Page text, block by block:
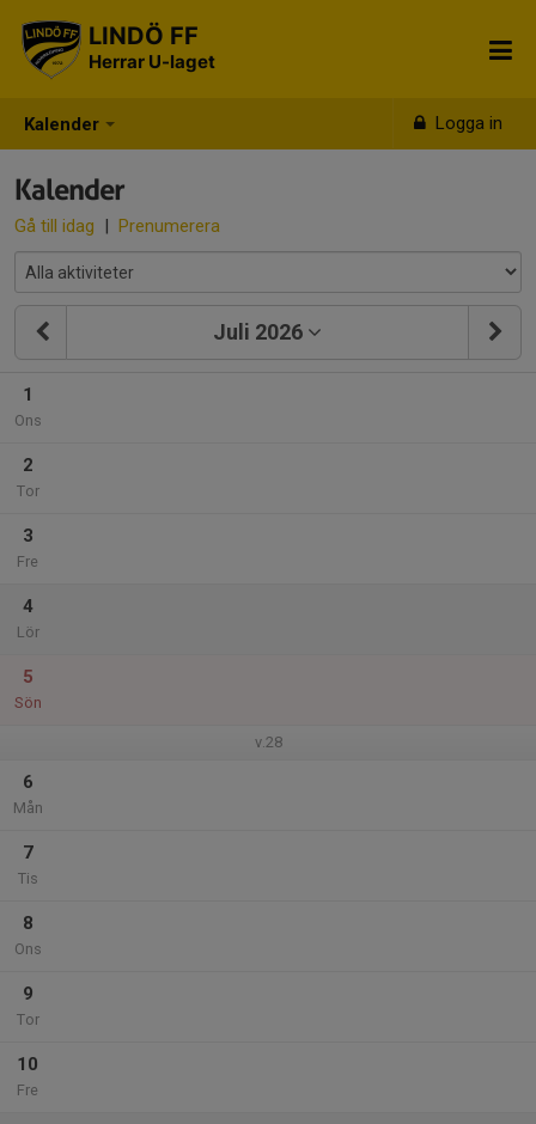
Kalender Logga in
LINDÖ FF
Herrar U-laget
Kalender
Gå till idag | Prenumerera
Juli 2026
1
Ons
2
Tor
3
Fre
4
Lör
5
Sön
v.28
6
Mån
7
Tis
8
Ons
9
Tor
10
Fre